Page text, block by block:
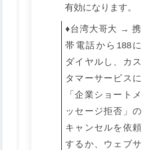
有効になります。
♦️台湾大哥大 → 携
帯電話から188に
ダイヤルし、カス
タマーサービスに
「企業ショートメ
ッセージ拒否」の
キャンセルを依頼
するか、ウェブサ